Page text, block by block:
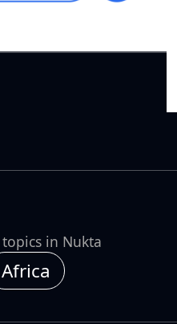
in Nukta
Africa